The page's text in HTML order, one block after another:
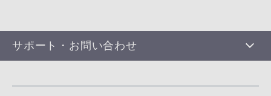
サポート・お問い合わせ